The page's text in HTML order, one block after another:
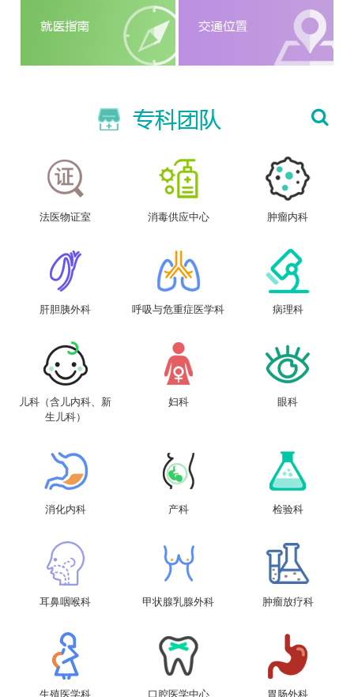
法医物证室 消毒供应中心 肿瘤内科
肝胆胰外科 呼吸与危重症医学科 病理科
儿科（含儿内科、新
生儿科）
妇科 眼科
消化内科 产科 检验科
耳鼻咽喉科 甲状腺乳腺外科 肿瘤放疗科
生殖医学科 口腔医学中心 胃肠外科